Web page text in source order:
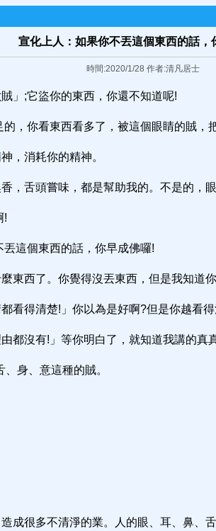
宣化上人：如果你不丟這個東西的話，
時間:2020/1/28 作者:清凡居士
」;它盜你的東西，你還不知道呢!
，你看東西看多了，被這個眼睛的賊，
，消耗你的精神。
，舌頭嘗味，都是幫助我的。不是的，
!
這個東西的話，你早成佛囉!
東西了。你覺得沒丟東西，但是我知道
看得清楚!」你以為是好啊?但是你越看得
都沒有!」等你明白了，就知道我講的真
身、意這種的賊。
成很多不清淨的業。人的眼、耳、鼻